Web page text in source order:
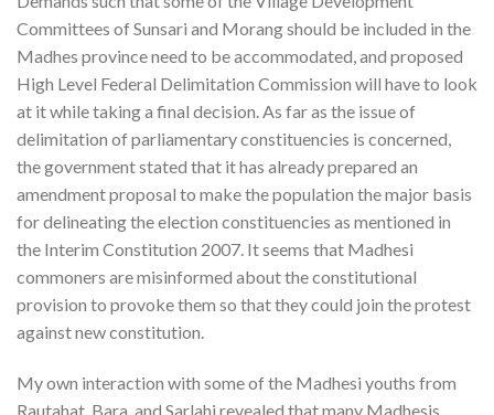
Committees of Sunsari and Morang should be included in the
Madhes province need to be accommodated, and proposed
High Level Federal Delimitation Commission will have to look
at it while taking a final decision. As far as the issue of
delimitation of parliamentary constituencies is concerned,
the government stated that it has already prepared an
amendment proposal to make the population the major basis
for delineating the election constituencies as mentioned in
the Interim Constitution 2007. It seems that Madhesi
commoners are misinformed about the constitutional
provision to provoke them so that they could join the protest
against new constitution.
My own interaction with some of the Madhesi youths from
Rautahat, Bara, and Sarlahi revealed that many Madhesis